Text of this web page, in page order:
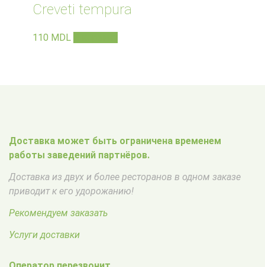
Creveti tempura
110 MDL
Доставка может быть ограничена временем
работы заведений партнёров.
Доставка из двух и более ресторанов в одном заказе
приводит к его удорожанию!
Рекомендуем заказать
Услуги доставки